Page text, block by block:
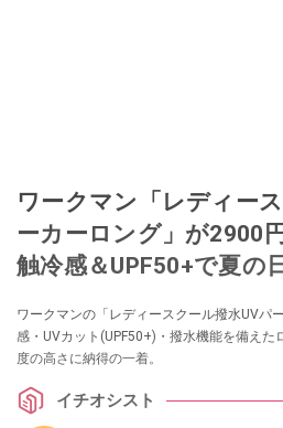
ワークマン「レディー
ーカーロング」が2900
触冷感＆UPF50+で夏の
ワークマンの「レディースクール撥水UVパ
感・UVカット(UPF50+)・撥水機能を備えた
度の高さに納得の一着。
イチオシスト